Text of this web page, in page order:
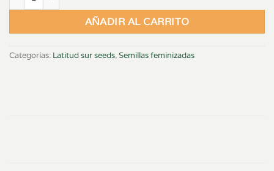
AÑADIR AL CARRITO
Categorías: Latitud sur seeds,Semillas feminizadas